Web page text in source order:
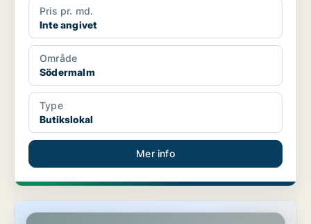
Pris pr. md.
Inte angivet
Område
Södermalm
Type
Butikslokal
Mer info
Butikslokal i Västerort